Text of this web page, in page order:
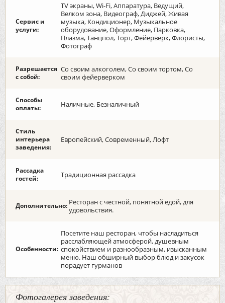
Сервис и
услуги:
TV экраны, Wi-Fi, Аппаратура, Ведущий,
Велком зона, Видеограф, Диджей, Живая
музыка, Кондиционер, Музыкальное
оборудование, Оформление, Парковка,
Плазма, Танцпол, Торт, Фейерверк, Флористы,
Фотограф
Разрешается
с собой:
Со своим алкоголем, Со своим тортом, Со
своим фейерверком
Способы
оплаты:
Наличные, Безналичный
Стиль
интерьера
заведения:
Европейский, Современный, Лофт
Рассадка
гостей:
Традиционная рассадка
Дополнительно: Ресторан с честной, понятной едой, для
удовольствия.
Особенности:
Посетите наш ресторан, чтобы насладиться
расслабляющей атмосферой, душевным
спокойствием и разнообразным, изысканным
меню. Наш обширный выбор блюд и закусок
порадует гурманов
Фотогалерея заведения: